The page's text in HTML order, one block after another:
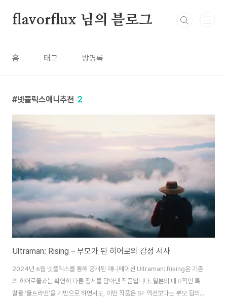
flavorflux 님의 블로그
홈 태그 방명록
넷플릭스애니추천 2
Ultraman: Rising – 부모가 된 히어로의 감정 서사
2024년 6월 넷플릭스를 통해 공개된 애니메이션 Ultraman: Rising은 기존
의 히어로물과는 확연히 다른 정서를 담아낸 작품입니다. 일본의 대표적인 특
촬물 ‘울트라맨’을 기반으로 하면서도, 이번 작품은 SF 액션보다는 부모 됨의